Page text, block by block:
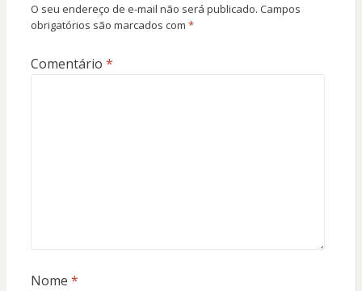
O seu endereço de e-mail não será publicado. Campos
obrigatórios são marcados com *
Comentário *
Nome *